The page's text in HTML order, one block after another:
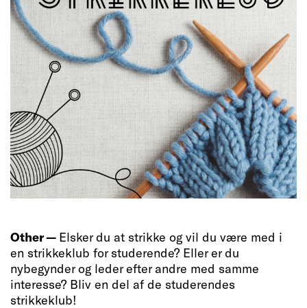
Other — Elsker du at strikke og vil du være med i
en strikkeklub for studerende? Eller er du
nybegynder og leder efter andre med samme
interesse? Bliv en del af de studerendes
strikkeklub!